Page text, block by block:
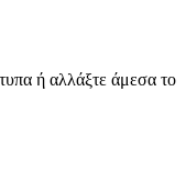
ή αλλάξτε άμεσα το